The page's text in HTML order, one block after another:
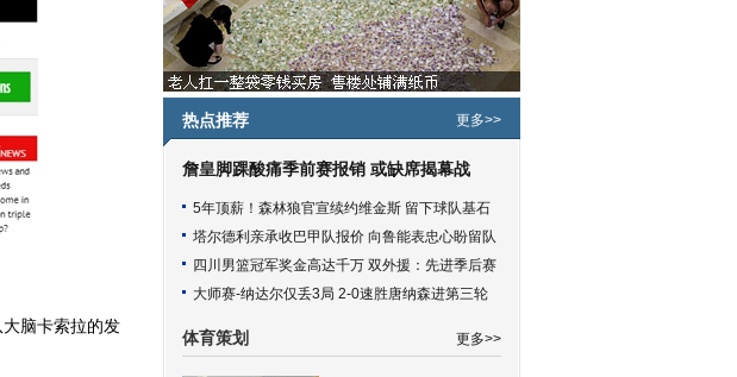
脑卡索拉的发
热点推荐 更多>>
詹皇脚踝酸痛季前赛报销 或缺席揭幕战
5年顶薪！森林狼官宣续约维金斯 留下球队基石
塔尔德利亲承收巴甲队报价 向鲁能表忠心盼留队
四川男篮冠军奖金高达千万 双外援：先进季后赛
大师赛-纳达尔仅丢3局 2-0速胜唐纳森进第三轮
体育策划 更多>>